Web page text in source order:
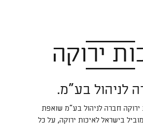
ירוקה
לניהול בע"מ.
חברה לניהול בע"מ שואפת
בישראל לאיכות ירוקה, על כל